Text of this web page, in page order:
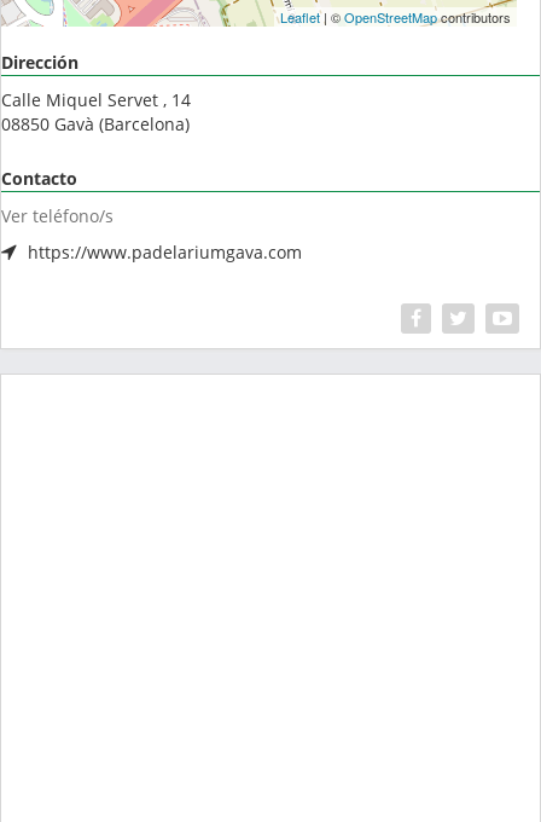
Leaflet| ©OpenStreetMapcontributors
Dirección
Calle Miquel Servet , 14
08850 Gavà (Barcelona)
Contacto
Ver teléfono/s
https://www.padelariumgava.com